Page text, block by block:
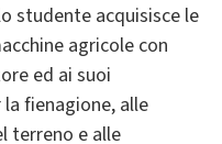
studente acquisisce le
agricole con
ed ai suoi
fienagione, alle
terreno e alle